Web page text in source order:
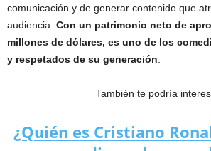
comunicación y de generar contenido que
audiencia. Con un patrimonio neto de
millones de dólares, es uno de los
y respetados de su generación
También te podría
¿Quién es Cristiano